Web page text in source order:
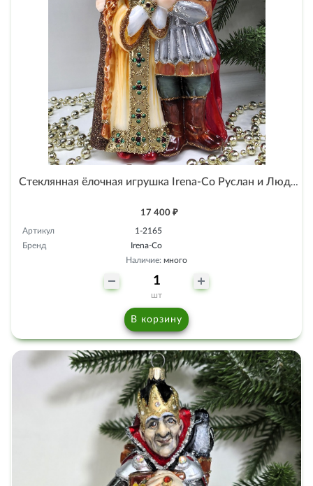
Стеклянная ёлочная игрушка Irena-Co Руслан и Людмила
17 400 ₽
Артикул
1-2165
Бренд
Irena-Co
Наличие: много
шт
В корзину